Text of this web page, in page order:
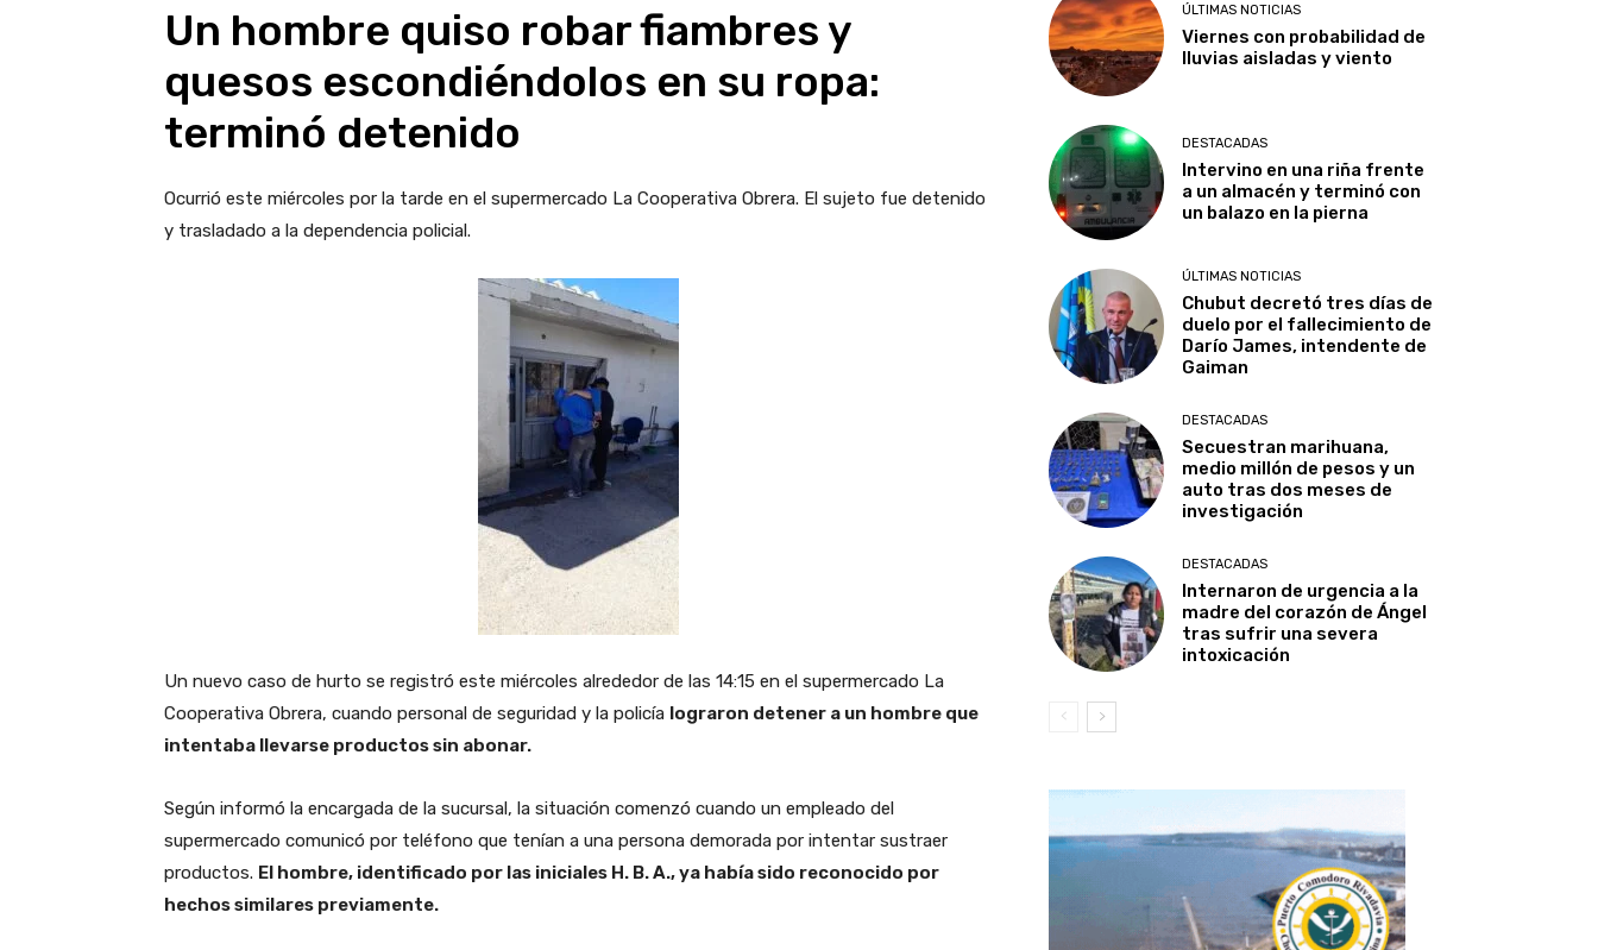
Un hombre quiso robar fiambres y
quesos escondiéndolos en su ropa:
terminó detenido
Ocurrió este miércoles por la tarde en el supermercado La Cooperativa Obrera. El sujeto fue detenido
y trasladado a la dependencia policial.
Un nuevo caso de hurto se registró este miércoles alrededor de las 14:15 en el supermercado La
Cooperativa Obrera, cuando personal de seguridad y la policía lograron detener a un hombre que
intentaba llevarse productos sin abonar.
Según informó la encargada de la sucursal, la situación comenzó cuando un empleado del
supermercado comunicó por teléfono que tenían a una persona demorada por intentar sustraer
productos. El hombre, identificado por las iniciales H. B. A., ya había sido reconocido por
hechos similares previamente.
ÚLTIMAS NOTICIAS
Viernes con probabilidad de
lluvias aisladas y viento
DESTACADAS
Intervino en una riña frente
a un almacén y terminó con
un balazo en la pierna
ÚLTIMAS NOTICIAS
Chubut decretó tres días de
duelo por el fallecimiento de
Darío James, intendente de
Gaiman
DESTACADAS
Secuestran marihuana,
medio millón de pesos y un
auto tras dos meses de
investigación
DESTACADAS
Internaron de urgencia a la
madre del corazón de Ángel
tras sufrir una severa
intoxicación